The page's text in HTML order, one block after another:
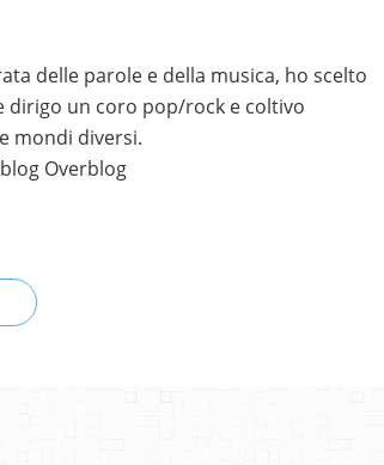
delle parole e della musica, ho scelto
dirigo un coro pop/rock e coltivo
mondi diversi.
Overblog